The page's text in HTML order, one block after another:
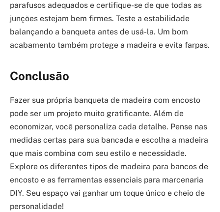
parafusos adequados e certifique-se de que todas as
junções estejam bem firmes. Teste a estabilidade
balançando a banqueta antes de usá-la. Um bom
acabamento também protege a madeira e evita farpas.
Conclusão
Fazer sua própria banqueta de madeira com encosto
pode ser um projeto muito gratificante. Além de
economizar, você personaliza cada detalhe. Pense nas
medidas certas para sua bancada e escolha a madeira
que mais combina com seu estilo e necessidade.
Explore os diferentes tipos de madeira para bancos de
encosto e as ferramentas essenciais para marcenaria
DIY. Seu espaço vai ganhar um toque único e cheio de
personalidade!